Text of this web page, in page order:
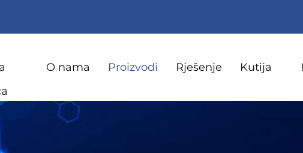
O nama Proizvodi Rješenje Kutija